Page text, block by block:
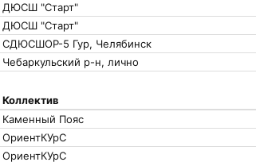
ДЮСШ "Старт"
ДЮСШ "Старт"
СДЮСШОР-5 Гур, Челябинск
Чебаркульский р-н, лично
Коллектив
Каменный Пояс
ОриентКУрС
ОриентКУрС